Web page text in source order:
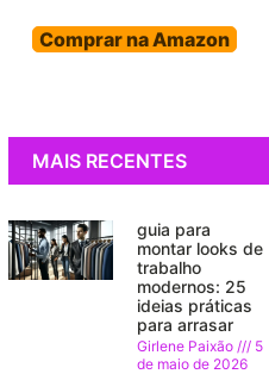
Comprar na Amazon
MAIS RECENTES
guia para
montar looks de
trabalho
modernos: 25
ideias práticas
para arrasar
Girlene Paixão
5
de maio de 2026